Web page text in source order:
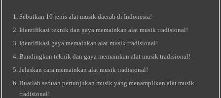
Sebutkan 10 jenis alat musik daerah di Indonesia!
Identifikasi teknik dan gaya memainkan alat musik tradisional!
Identifikasi gaya memainkan alat musik tradisional!
Bandingkan teknik dan gaya memainkan alat musik tradisional!
Jelaskan cara memainkan alat musik tradisional!
Buatlah sebuah pertunjukan musik yang menampilkan alat musik
tradisional!